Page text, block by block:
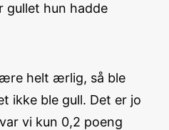
gullet hun hadde
helt ærlig, så ble
ikke ble gull. Det er jo
vi kun 0,2 poeng